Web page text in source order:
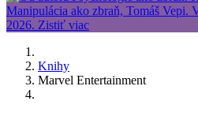
Knihy
Marvel Entertainment